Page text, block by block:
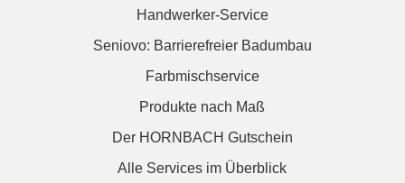
Handwerker-Service
Seniovo: Barrierefreier Badumbau
Farbmischservice
Produkte nach Maß
Der HORNBACH Gutschein
Alle Services im Überblick